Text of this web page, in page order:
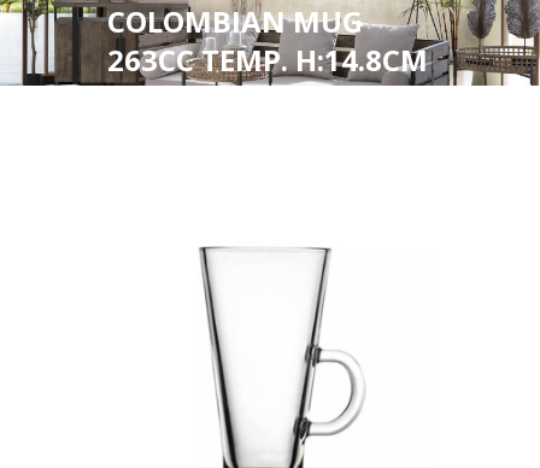
COLOMBIAN MUG
263CC TEMP. H:14.8CM
D:7.7CM PLT/630